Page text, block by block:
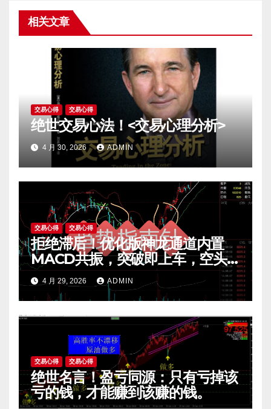
相关文章
交易心得 交易心得
绝世交易心法！<交易心理分析>
4 月 30, 2026 ADMIN
交易心得 交易心得
拒绝滞后！优化版神龙通道内置
MACD共振，突破即上车，空头
陷阱一眼看穿。
4 月 29, 2026 ADMIN
交易心得 交易心得
绝世名言！盈亏同源：只有亏掉该
亏的钱，才能赚到该赚的钱。